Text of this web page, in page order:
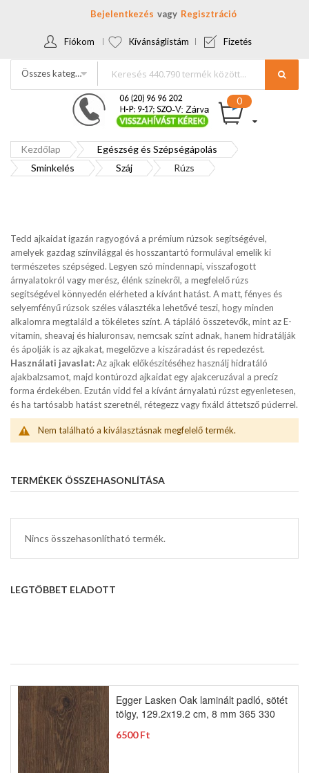
Bejelentkezés Regisztráció
Fiókom Kívánságlistám Fizetés
Összes kategória
Kezdőlap
Egészség és Szépségápolás
Sminkelés
Száj Rúzs
Tedd ajkaidat igazán ragyogóvá a prémium rúzsok segítségével,
amelyek gazdag színvilággal és hosszantartó formulával emelik ki
természetes szépséged. Legyen szó mindennapi, visszafogott
árnyalatokról vagy merész, élénk színekről, a megfelelő rúzs
segítségével könnyedén elérheted a kívánt hatást. A matt, fényes és
selyemfényű rúzsok széles választéka lehetővé teszi, hogy minden
alkalomra megtaláld a tökéletes színt. A tápláló összetevők, mint az E-
vitamin, sheavaj és hialuronsav, nemcsak színt adnak, hanem hidratálják
és ápolják is az ajkakat, megelőzve a kiszáradást és repedezést.
Használati javaslat:Az ajkak előkészítéséhez használj hidratáló
ajakbalzsamot, majd kontúrozd ajkaidat egy ajakceruzával a precíz
forma érdekében. Ezután vidd fel a kívánt árnyalatú rúzst egyenletesen,
és ha tartósabb hatást szeretnél, rétegezz vagy fixáld áttetsző púderrel.
Nem található a kiválasztásnak megfelelő termék.
TERMÉKEK ÖSSZEHASONLÍTÁSA
Nincs összehasonlítható termék.
LEGTÖBBET ELADOTT
Egger Lasken Oak laminált padló, sötét
tölgy, 129.2x19.2 cm, 8 mm 365 330
6500 Ft